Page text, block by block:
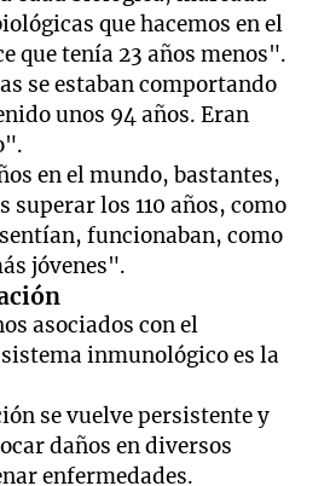
que hacemos en el
que tenía 23 años menos".
se estaban comportando
unos 94 años. Eran
en el mundo, bastantes,
los 110 años, como
funcionaban, como
jóvenes".
asociados con el
inmunológico es la
se vuelve persistente y
daños en diversos
enfermedades.